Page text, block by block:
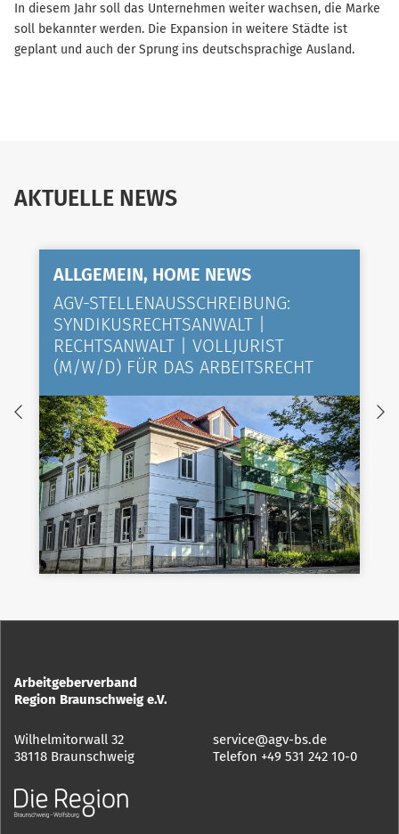
In diesem Jahr soll das Unternehmen weiter wachsen, die Marke
soll bekannter werden. Die Expansion in weitere Städte ist
geplant und auch der Sprung ins deutschsprachige Ausland.
AKTUELLE NEWS
ALLGEMEIN, HOME NEWS
AGV-STELLENAUSSCHREIBUNG:
SYNDIKUSRECHTSANWALT |
RECHTSANWALT | VOLLJURIST
(M/W/D) FÜR DAS ARBEITSRECHT
Arbeitgeberverband
Region Braunschweig e.V.
Wilhelmitorwall 32
38118 Braunschweig
service@agv-bs.de
Telefon +49 531 242 10-0